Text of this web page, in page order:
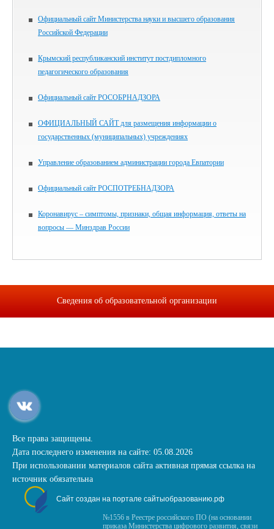
Официальный сайт Министерства науки и высшего образования
Российской Федерации
Крымский республиканский институт постдипломного
педагогического образования
Официальный сайт РОСОБРНАДЗОРА
ОФИЦИАЛЬНЫЙ САЙТ для размещения информации о
государственных (муниципальных) учреждениях
Управление образованием администрации города Евпатории
Официальный сайт РОСПОТРЕБНАДЗОРА
Коронавирус – симптомы, признаки, общая информация, ответы на
вопросы — Минздрав России
Сведения об образовательной организации
Все права защищены.
Дата последнего изменения на сайте: 05.08.2026
При использовании материалов сайта активная прямая ссылка на
источник обязательна
Сайт создан на портале сайтыобразованию.рф
№1556 в Реестре российского ПО (на основании
приказа Министерства цифрового развития, связи